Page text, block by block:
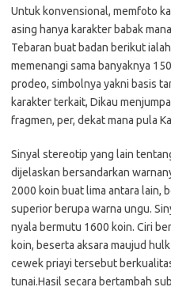
Untuk konvensional, memfoto
asing hanya karakter babak
Tebaran buat badan berikut
memenangi sama banyaknya
prodeo, simbolnya yakni basis
karakter terkait, Dikau
fragmen, per, dekat mana pula
Sinyal stereotip yang lain
dijelaskan bersandarkan
2000 koin buat lima antara lain,
superior berupa warna ungu.
nyala bermutu 1600 koin. Ciri
koin, beserta aksara maujud
cewek priayi tersebut
tunai.Hasil secara bertambah